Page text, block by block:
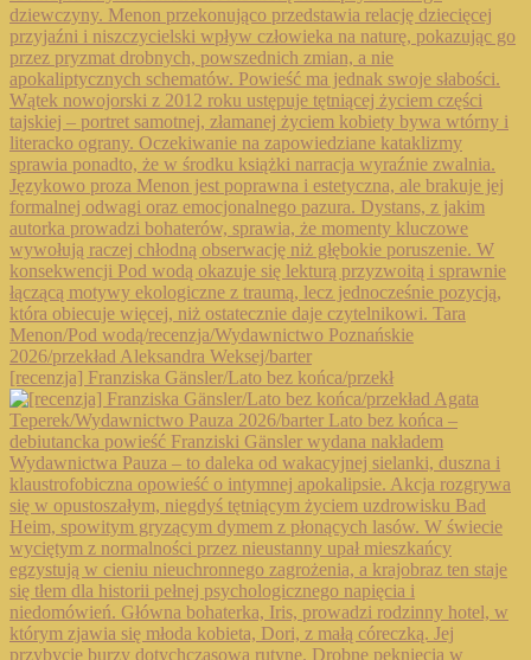
[recenzja] Franziska Gänsler/Lato bez końca/przekł